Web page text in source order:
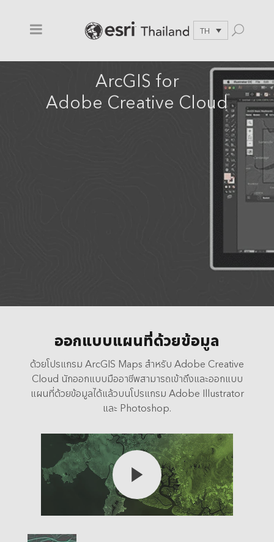
TH
ArcGIS for
Adobe Creative Cloud
ออกแบบแผนที่ด้วยข้อมูล
ด้วยโปรแกรม ArcGIS Maps สำหรับ Adobe Creative
Cloud นักออกแบบมืออาชีพสามารถเข้าถึงและออกแบบ
แผนที่ด้วยข้อมูลได้แล้วบนโปรแกรม Adobe Illustrator
และ Photoshop.